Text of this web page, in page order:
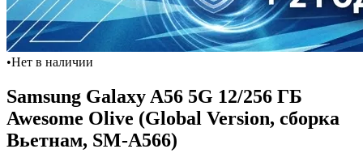
•Нет в наличии
Samsung Galaxy A56 5G 12/256 ГБ
Awesome Olive (Global Version, сборка
Вьетнам, SM-A566)